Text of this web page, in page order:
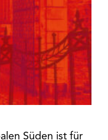
Süden ist für